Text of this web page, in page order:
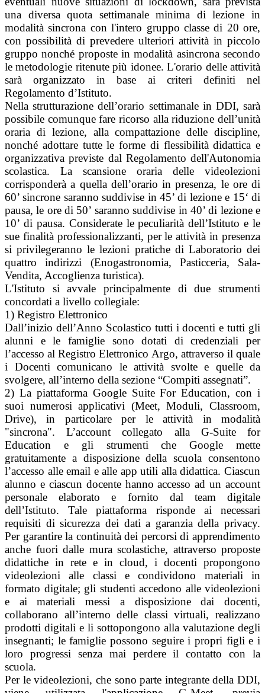
una diversa quota settimanale minima di lezione in
modalità sincrona con l'intero gruppo classe di 20 ore,
con possibilità di prevedere ulteriori attività in piccolo
gruppo nonché proposte in modalità asincrona secondo
le metodologie ritenute più idonee. L'orario delle attività
sarà organizzato in base ai criteri definiti nel
Regolamento d’Istituto.
Nella strutturazione dell’orario settimanale in DDI, sarà
possibile comunque fare ricorso alla riduzione dell’unità
oraria di lezione, alla compattazione delle discipline,
nonché adottare tutte le forme di flessibilità didattica e
organizzativa previste dal Regolamento dell'Autonomia
scolastica. La scansione oraria delle videolezioni
corrisponderà a quella dell’orario in presenza, le ore di
60’ sincrone saranno suddivise in 45’ di lezione e 15‘ di
pausa, le ore di 50’ saranno suddivise in 40’ di lezione e
10’ di pausa. Considerate le peculiarità dell’Istituto e le
sue finalità professionalizzanti, per le attività in presenza
si privilegeranno le lezioni pratiche di Laboratorio dei
quattro indirizzi (Enogastronomia, Pasticceria, Sala-
Vendita, Accoglienza turistica).
L'Istituto si avvale principalmente di due strumenti
concordati a livello collegiale:
1) Registro Elettronico
Dall’inizio dell’Anno Scolastico tutti i docenti e tutti gli
alunni e le famiglie sono dotati di credenziali per
l’accesso al Registro Elettronico Argo, attraverso il quale
i Docenti comunicano le attività svolte e quelle da
svolgere, all’interno della sezione “Compiti assegnati”.
2) La piattaforma Google Suite For Education, con i
suoi numerosi applicativi (Meet, Moduli, Classroom,
Drive), in particolare per le attività in modalità
"sincrona". L’account collegato alla G-Suite for
Education e gli strumenti che Google mette
gratuitamente a disposizione della scuola consentono
l’accesso alle email e alle app utili alla didattica. Ciascun
alunno e ciascun docente hanno accesso ad un account
personale elaborato e fornito dal team digitale
dell’Istituto. Tale piattaforma risponde ai necessari
requisiti di sicurezza dei dati a garanzia della privacy.
Per garantire la continuità dei percorsi di apprendimento
anche fuori dalle mura scolastiche, attraverso proposte
didattiche in rete e in cloud, i docenti propongono
videolezioni alle classi e condividono materiali in
formato digitale; gli studenti accedono alle videolezioni
e ai materiali messi a disposizione dai docenti,
collaborano all’interno delle classi virtuali, realizzano
prodotti digitali e li sottopongono alla valutazione degli
insegnanti; le famiglie possono seguire i propri figli e i
loro progressi senza mai perdere il contatto con la
scuola.
Per le videolezioni, che sono parte integrante della DDI,